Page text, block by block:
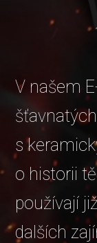
V našem
s
o historii
používají
dalších